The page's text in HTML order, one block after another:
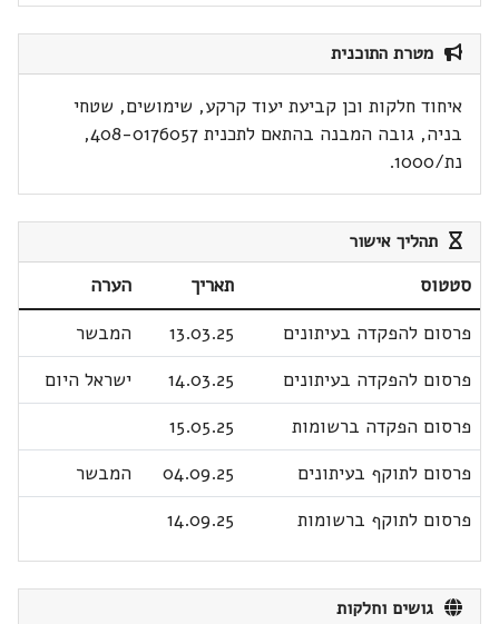
מטרת התוכנית
איחוד חלקות וכן קביעת יעוד קרקע, שימושים, שטחי
בניה, גובה המבנה בהתאם לתכנית 408-0176057,
נת/1000.
תהליך אישור
סטטוס תאריך
הערה
פרסום להפקדה בעיתונים
13.03.25
המבשר
פרסום להפקדה בעיתונים
14.03.25
ישראל היום
פרסום הפקדה ברשומות
15.05.25
פרסום לתוקף בעיתונים
04.09.25
המבשר
פרסום לתוקף ברשומות
14.09.25
גושים וחלקות